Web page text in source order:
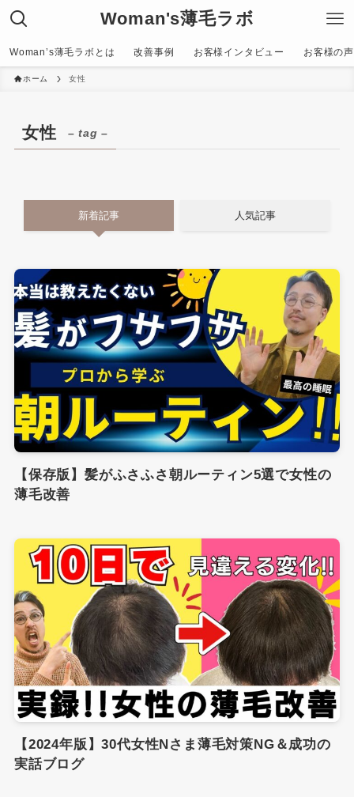
Woman's薄毛ラボ
Woman’s薄毛ラボとは 改善事例 お客様インタビュー お客様の
ホーム 女性
女性 – tag –
新着記事 人気記事
【保存版】髪がふさふさ朝ルーティン5選で女性の
薄毛改善
【2024年版】30代女性Nさま薄毛対策NG＆成功の
実話ブログ